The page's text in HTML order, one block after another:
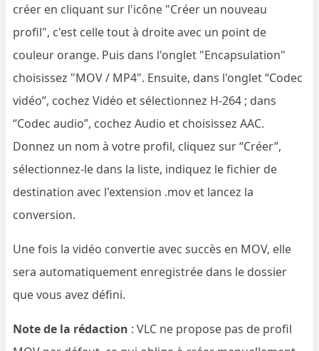
créer en cliquant sur l'icône "Créer un nouveau
profil", c'est celle tout à droite avec un point de
couleur orange. Puis dans l'onglet "Encapsulation"
choisissez "MOV / MP4". Ensuite, dans l'onglet “Codec
vidéo”, cochez Vidéo et sélectionnez H-264 ; dans
“Codec audio”, cochez Audio et choisissez AAC.
Donnez un nom à votre profil, cliquez sur “Créer”,
sélectionnez-le dans la liste, indiquez le fichier de
destination avec l'extension .mov et lancez la
conversion.
Une fois la vidéo convertie avec succès en MOV, elle
sera automatiquement enregistrée dans le dossier
que vous avez défini.
Note de la rédaction : VLC ne propose pas de profil